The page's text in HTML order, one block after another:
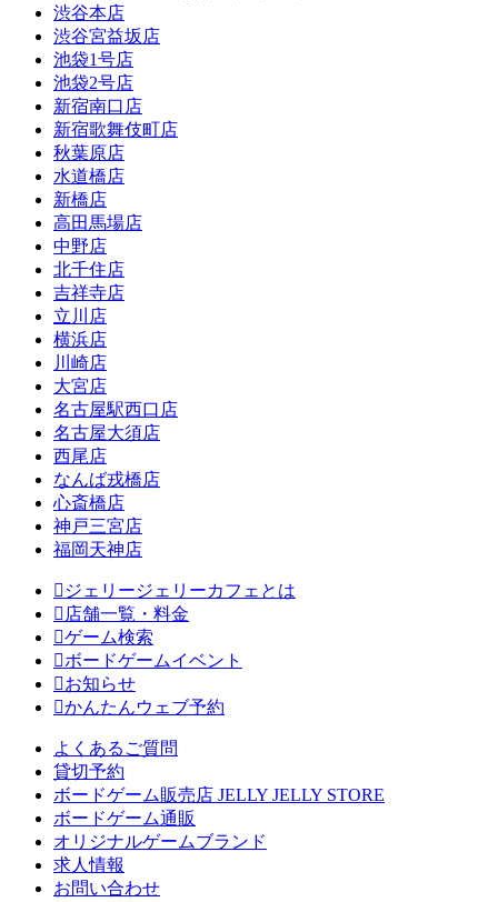
渋谷本店
渋谷宮益坂店
池袋1号店
池袋2号店
新宿南口店
新宿歌舞伎町店
秋葉原店
水道橋店
新橋店
高田馬場店
中野店
北千住店
吉祥寺店
立川店
横浜店
川崎店
大宮店
名古屋駅西口店
名古屋大須店
西尾店
なんば戎橋店
心斎橋店
神戸三宮店
福岡天神店
ジェリージェリーカフェとは
店舗一覧・料金
ゲーム検索
ボードゲームイベント
お知らせ
かんたんウェブ予約
よくあるご質問
貸切予約
ボードゲーム販売店 JELLY JELLY STORE
ボードゲーム通販
オリジナルゲームブランド
求人情報
お問い合わせ